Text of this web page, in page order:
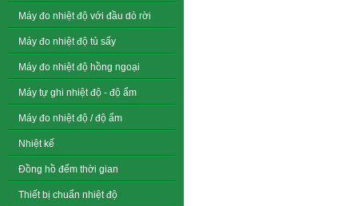
Máy đo nhiệt độ với đầu dò rời
Máy đo nhiệt độ tủ sấy
Máy đo nhiệt độ hồng ngoại
Máy tự ghi nhiệt độ - độ ẩm
Máy đo nhiệt độ / độ ẩm
Nhiệt kế
Đồng hồ đếm thời gian
Thiết bị chuẩn nhiệt độ